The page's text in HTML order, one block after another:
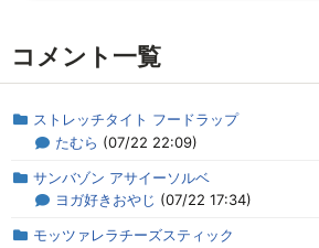
コメント一覧
ストレッチタイト フードラップ
たむら (07/22 22:09)
サンバゾン アサイーソルベ
ヨガ好きおやじ (07/22 17:34)
モッツァレラチーズスティック